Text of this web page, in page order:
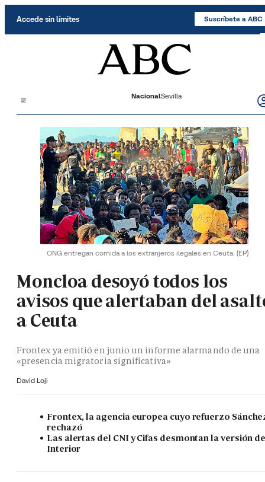
Accede sin límites Suscríbete a ABC
NacionalSevilla
ONG entregan comida a los extranjeros ilegales en Ceuta. (EP)
Moncloa desoyó todos los
avisos que alertaban del
a Ceuta
Frontex ya emitió en junio un informe alarmando de una
«presencia migratoria significativa»
David Loji
Frontex, la agencia europea cuyo refuerzo
rechazó
Las alertas del CNI y Cifas desmontan la versión
Interior